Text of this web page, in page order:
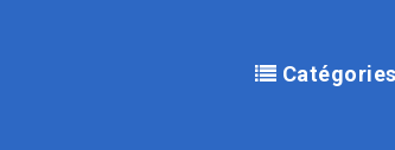
Catégories